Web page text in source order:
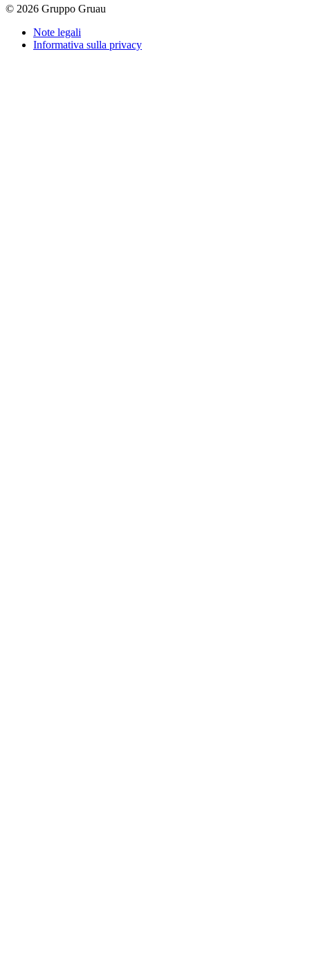
© 2026 Gruppo Gruau
Note legali
Informativa sulla privacy